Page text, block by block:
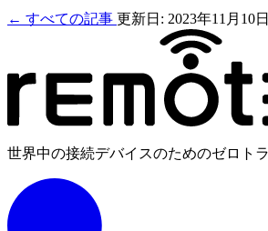
← すべての記事 更新日: 2023年11月10日
世界中の接続デバイスのためのゼロトラ